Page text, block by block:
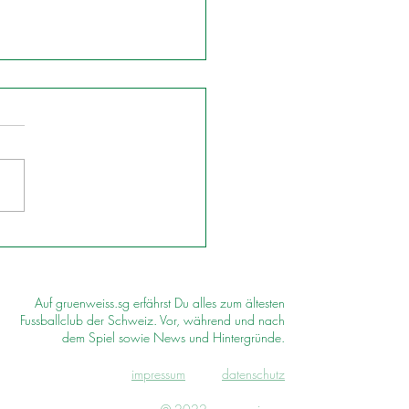
Auf gruenweiss.sg erfährst Du alles zum ältesten
Fussballclub der Schweiz. Vor, während und nach
dem Spiel sowie News und Hintergründe.
impressum datenschutz